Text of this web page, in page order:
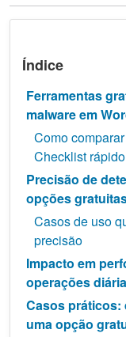
Índice
Ferramentas
malware em
Como
Checklist
Precisão de
opções
Casos de uso
precisão
Impacto em
operações
Casos práticos:
uma opção